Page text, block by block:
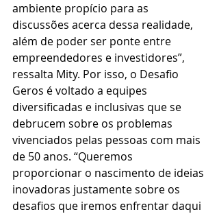
ambiente propício para as
discussões acerca dessa realidade,
além de poder ser ponte entre
empreendedores e investidores”,
ressalta Mity. Por isso, o Desafio
Geros é voltado a equipes
diversificadas e inclusivas que se
debrucem sobre os problemas
vivenciados pelas pessoas com mais
de 50 anos. “Queremos
proporcionar o nascimento de ideias
inovadoras justamente sobre os
desafios que iremos enfrentar daqui